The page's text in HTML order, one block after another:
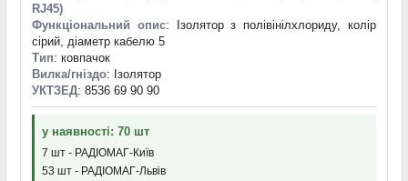
RJ45)
Функціональний опис: Ізолятор з полівінілхлориду, колір
сірий, діаметр кабелю 5
Тип: ковпачок
Вилка/гніздо: Ізолятор
УКТЗЕД: 8536 69 90 90
у наявності: 70 шт
7 шт - РАДІОМАГ-Київ
53 шт - РАДІОМАГ-Львів